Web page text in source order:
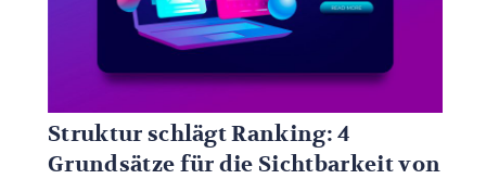
Struktur schlägt Ranking: 4
Grundsätze für die Sichtbarkeit von